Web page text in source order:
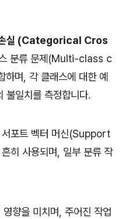
손실 (Categorical Cros
분류 문제(Multi-class c
며, 각 클래스에 대한 예
불일치를 측정합니다.
서포트 벡터 머신(Support
사용되며, 일부 분류 작
향을 미치며, 주어진 작업